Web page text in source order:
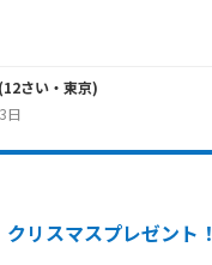
(12さい・ 東京)
日
クリスマスプレゼント！